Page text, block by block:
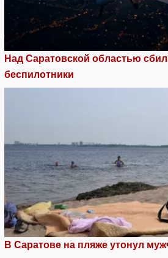
Над Саратовской областью
беспилотники
В Саратове на пляже утонул